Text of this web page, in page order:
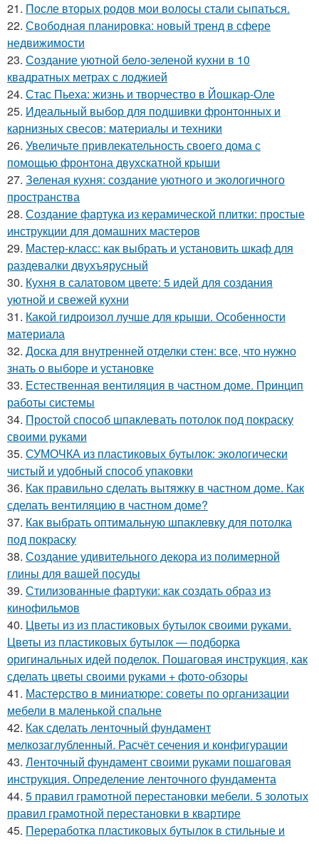
21. После вторых родов мои волосы стали сыпаться.
22. Свободная планировка: новый тренд в сфере
недвижимости
23. Создание уютной бело-зеленой кухни в 10
квадратных метрах с лоджией
24. Стас Пьеха: жизнь и творчество в Йошкар-Оле
25. Идеальный выбор для подшивки фронтонных и
карнизных свесов: материалы и техники
26. Увеличьте привлекательность своего дома с
помощью фронтона двухскатной крыши
27. Зеленая кухня: создание уютного и экологичного
пространства
28. Создание фартука из керамической плитки: простые
инструкции для домашних мастеров
29. Мастер-класс: как выбрать и установить шкаф для
раздевалки двухъярусный
30. Кухня в салатовом цвете: 5 идей для создания
уютной и свежей кухни
31. Какой гидроизол лучше для крыши. Особенности
материала
32. Доска для внутренней отделки стен: все, что нужно
знать о выборе и установке
33. Естественная вентиляция в частном доме. Принцип
работы системы
34. Простой способ шпаклевать потолок под покраску
своими руками
35. СУМОЧКА из пластиковых бутылок: экологически
чистый и удобный способ упаковки
36. Как правильно сделать вытяжку в частном доме. Как
сделать вентиляцию в частном доме?
37. Как выбрать оптимальную шпаклевку для потолка
под покраску
38. Создание удивительного декора из полимерной
глины для вашей посуды
39. Стилизованные фартуки: как создать образ из
кинофильмов
40. Цветы из из пластиковых бутылок своими руками.
Цветы из пластиковых бутылок — подборка
оригинальных идей поделок. Пошаговая инструкция, как
сделать цветы своими руками + фото-обзоры
41. Мастерство в миниатюре: советы по организации
мебели в маленькой спальне
42. Как сделать ленточный фундамент
мелкозаглубленный. Расчёт сечения и конфигурации
43. Ленточный фундамент своими руками пошаговая
инструкция. Определение ленточного фундамента
44. 5 правил грамотной перестановки мебели. 5 золотых
правил грамотной перестановки в квартире
45. Переработка пластиковых бутылок в стильные и